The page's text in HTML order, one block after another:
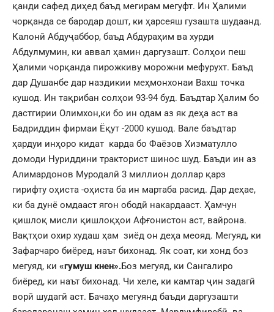
қанди сафед диҳед баъд мегирам мегуфт. Ин Ҳалими
чорқанда се бародар дошт, ки ҳарсеяш гузашта шудаанд.
Калонӣ Абдуҷаббор, баъд Абдураҳим ва хурди
Абдулмумин, ки аввал ҳамин даргузашт. Солҳои пеш
Ҳалими чорқанда пирожкиву морожни мефурухт. Баъд
дар Душанбе дар наздикии меҳмонхонаи Вахш точка
кушод. Ин тақрибан солҳои 93-94 буд. Баъдтар Ҳалим бо
дастгирии Олимхон,ки бо ин одам аз як деҳа аст ва
Бадриддин фирмаи Ёқут -2000 кушод. Вале баъдтар
ҳардуи инҳоро кидат карда бо Фаёзов Хизматулло
домоди Нуриддини тракторист шинос шуд. Баъди ин аз
Алимардонов Муродалӣ 3 миллион доллар қарз
гирифту оҳиста -оҳиста ба ин мартаба расид. Дар деҳае,
ки ба дунё омдааст ягон ободӣ накардааст. Ҳамчун
қишлоқ мисли қишлоқҳои Афғонистон аст, вайрона.
Вақтҳои охир худаш ҳам зиёд он деҳа меояд. Мегуяд, ки
Зафарчаро биёред, наът бихонад. Як соат, ки хонд боз
мегуяд, ки «гумуш кнен».Боз мегуяд, ки Сангалиро
биёред, ки наът бихонад. Чи хеле, ки камтар ҷин задагӣ
ворӣ шудагӣ аст. Бачаҳо мегуянд баъди даргузашти